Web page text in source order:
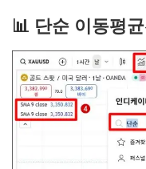
📊 단순 이동평